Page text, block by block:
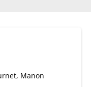
Manon